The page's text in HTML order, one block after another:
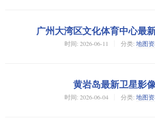
广州大湾区文化体育中心最
时间: 2026-06-11 分类: 地图
黄岩岛最新卫星影
时间: 2026-06-04 分类: 地图